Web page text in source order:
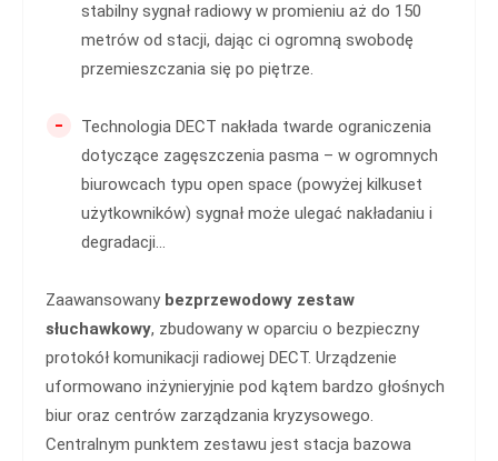
stabilny sygnał radiowy w promieniu aż do 150
metrów od stacji, dając ci ogromną swobodę
przemieszczania się po piętrze.
-
Technologia DECT nakłada twarde ograniczenia
dotyczące zagęszczenia pasma – w ogromnych
biurowcach typu open space (powyżej kilkuset
użytkowników) sygnał może ulegać nakładaniu i
degradacji...
Zaawansowany bezprzewodowy zestaw
słuchawkowy, zbudowany w oparciu o bezpieczny
protokół komunikacji radiowej DECT. Urządzenie
uformowano inżynieryjnie pod kątem bardzo głośnych
biur oraz centrów zarządzania kryzysowego.
Centralnym punktem zestawu jest stacja bazowa